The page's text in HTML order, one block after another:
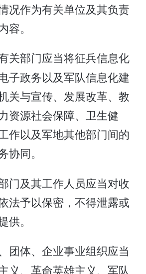
况作为有关单位及其负责
容。
关部门应当将征兵信息化
子政务以及军队信息化建
关与宣传、发展改革、教
资源社会保障、卫生健
作以及军地其他部门间的
协同。
门及其工作人员应当对收
法予以保密，不得泄露或
供。
团体、企业事业组织应当
义、革命英雄主义、军队